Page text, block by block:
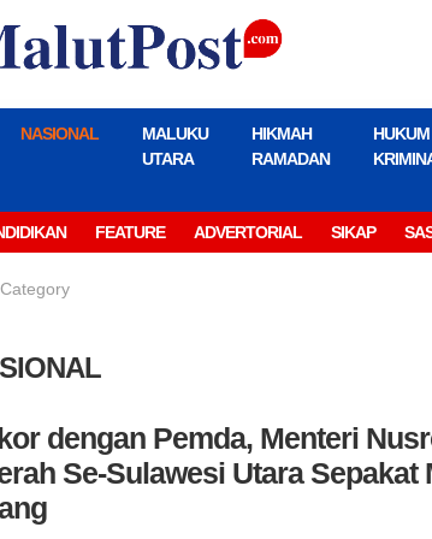
NASIONAL
MALUKU
UTARA
HIKMAH
RAMADAN
FEATURE ADVERTORIAL SIKAP
Category
dengan Pemda, Menteri
Se-Sulawesi Utara